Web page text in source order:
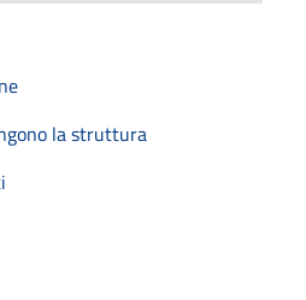
la struttura